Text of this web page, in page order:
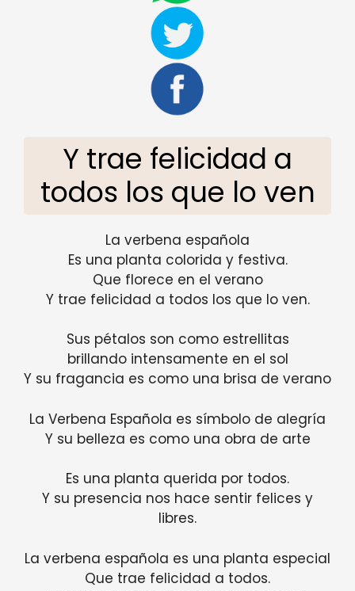
Y trae felicidad a
todos los que lo ven
La verbena española
Es una planta colorida y festiva.
Que florece en el verano
Y trae felicidad a todos los que lo ven.
Sus pétalos son como estrellitas
brillando intensamente en el sol
Y su fragancia es como una brisa de verano
La Verbena Española es símbolo de alegría
Y su belleza es como una obra de arte
Es una planta querida por todos.
Y su presencia nos hace sentir felices y
libres.
La verbena española es una planta especial
Que trae felicidad a todos.